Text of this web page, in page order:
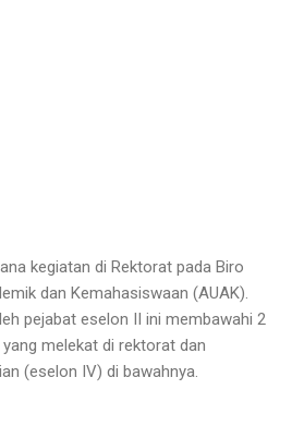
kegiatan di Rektorat pada Biro
dan Kemahasiswaan (AUAK).
pejabat eselon II ini membawahi 2
melekat di rektorat dan
(eselon IV) di bawahnya.